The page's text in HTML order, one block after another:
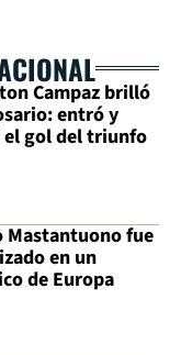
Campaz brilló
entró y
el gol del triunfo
Mastantuono fue
en un
de Europa